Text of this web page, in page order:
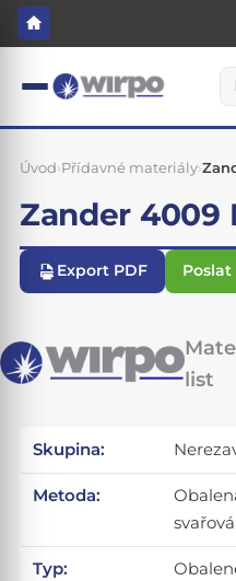
Úvod›Přídavné materiály›
Zander 4009
Export PDF
list
Skupina:
Metoda:
Typ: